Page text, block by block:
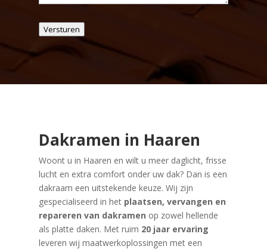
Versturen
Dakramen in Haaren
Woont u in Haaren en wilt u meer daglicht, frisse
lucht en extra comfort onder uw dak? Dan is een
dakraam een uitstekende keuze. Wij zijn
gespecialiseerd in het plaatsen, vervangen en
repareren van dakramen op zowel hellende
als platte daken. Met ruim 20 jaar ervaring
leveren wij maatwerkoplossingen met een